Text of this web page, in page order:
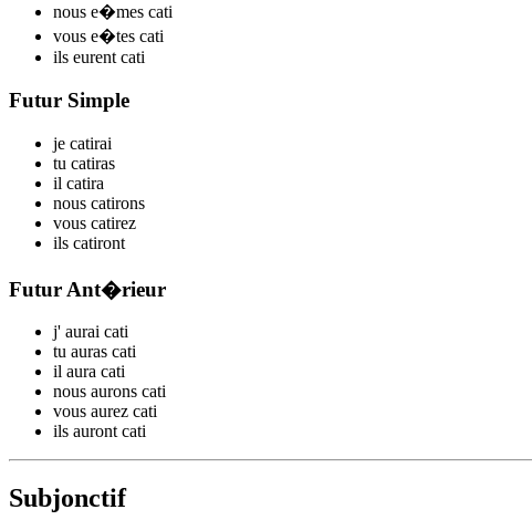
nous e�mes cati
vous e�tes cati
ils eurent cati
Futur Simple
je catirai
tu catiras
il catira
nous catirons
vous catirez
ils catiront
Futur Ant�rieur
j' aurai cati
tu auras cati
il aura cati
nous aurons cati
vous aurez cati
ils auront cati
Subjonctif